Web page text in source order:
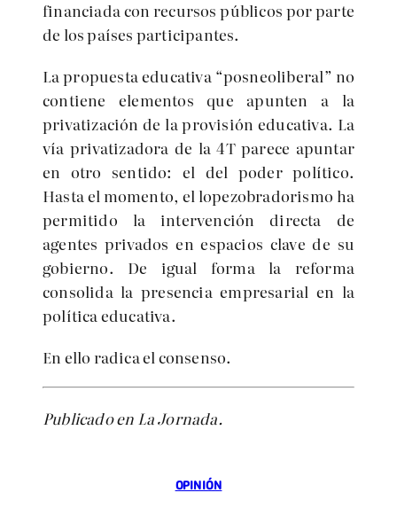
financiada con recursos públicos por parte
de los países participantes.
La propuesta educativa posneoliberal no
contiene elementos que apunten a la
privatización de la provisión educativa. La
vía privatizadora de la 4T parece apuntar
en otro sentido: el del poder político.
Hasta el momento, el lopezobradorismo ha
permitido la intervención directa de
agentes privados en espacios clave de su
gobierno. De igual forma la reforma
consolida la presencia empresarial en la
política educativa.
En ello radica el consenso.
Publicado en La Jornada.
OPINIÓN